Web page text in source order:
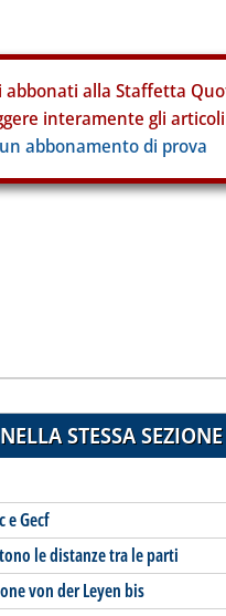
alla Staffetta
interamente gli
abbonamento di prova
STESSA SEZIONE
e Gecf
le distanze tra le parti
von der Leyen bis